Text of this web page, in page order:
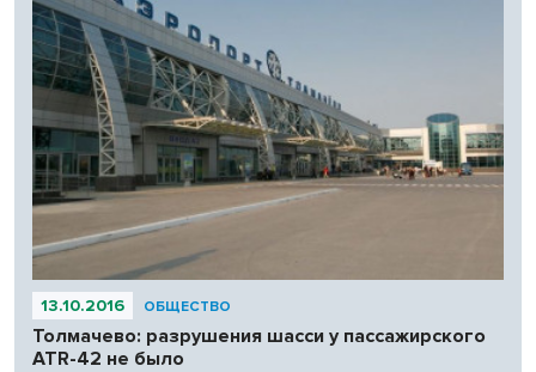
13.10.2016 ОБЩЕСТВО
Толмачево: разрушения шасси у пассажирского
ATR-42 не было